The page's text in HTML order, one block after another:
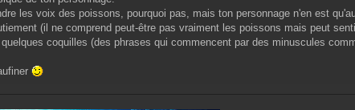
les voix des poissons, pourquoi pas, mais ton personnage n'en est
(il ne comprend peut-être pas vraiment les poissons mais peut
coquilles (des phrases qui commencent par des minuscules